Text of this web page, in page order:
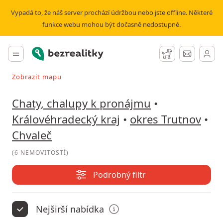
Vypadá to, že náš server prochází údržbou nebo jste offline. Některé
funkce webu mohou být dočasně nedostupné.
Hlavní menu
Bezrealitky Hlídací pes
Zprávy
Vyhledávat při pohybu v mapě
Zobrazit mapu
Chaty, chalupy k pronájmu •
Královéhradecký kraj • okres Trutnov •
Chvaleč
(6 NEMOVITOSTÍ)
Podrobný filtr
Nejširší nabídka